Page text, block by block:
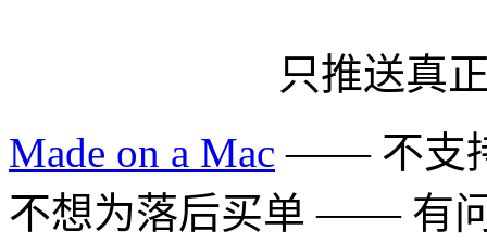
只推送真
Made on a Mac —— 不支
不想为落后买单 —— 有